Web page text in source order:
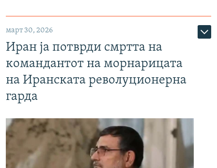
март 30, 2026
Иран ја потврди смртта на
командантот на морнарицата
на Иранската револуционерна
гарда